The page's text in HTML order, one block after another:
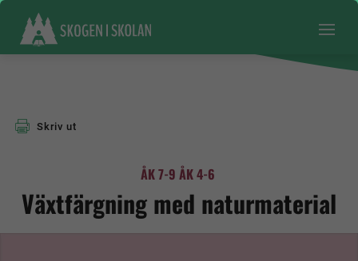
Skriv ut
ÅK 7-9 ÅK 4-6
Växtfärgning med naturmaterial